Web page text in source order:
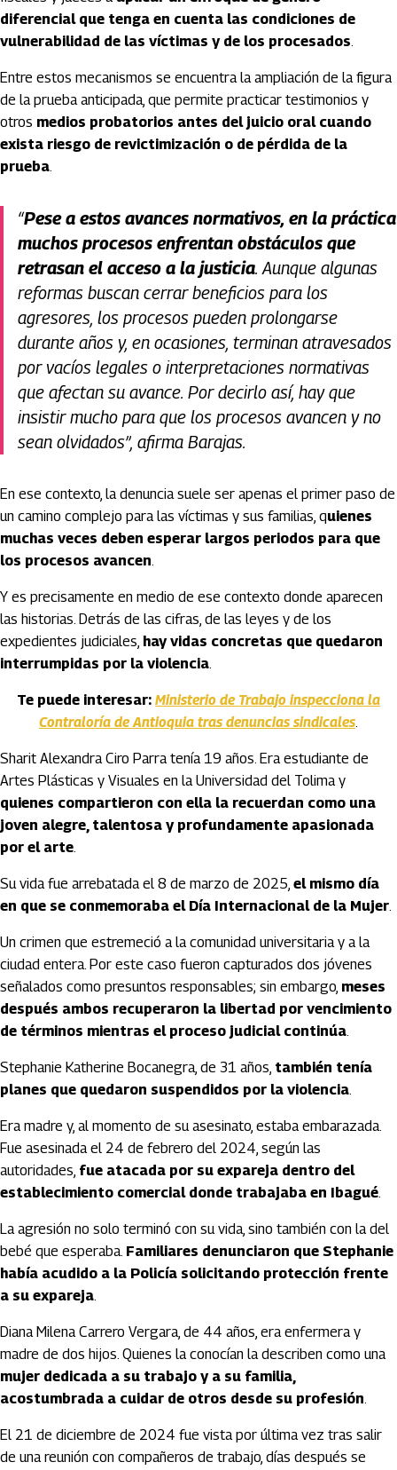
diferencial que tenga en cuenta las condiciones de
vulnerabilidad de las víctimas y de los procesados.
Entre estos mecanismos se encuentra la ampliación de la figura
de la prueba anticipada, que permite practicar testimonios y
otros medios probatorios antes del juicio oral cuando
exista riesgo de revictimización o de pérdida de la
prueba.
“Pese a estos avances normativos, en la práctica
muchos procesos enfrentan obstáculos que
retrasan el acceso a la justicia. Aunque algunas
reformas buscan cerrar beneficios para los
agresores, los procesos pueden prolongarse
durante años y, en ocasiones, terminan atravesados
por vacíos legales o interpretaciones normativas
que afectan su avance. Por decirlo así, hay que
insistir mucho para que los procesos avancen y no
sean olvidados”, afirma Barajas.
En ese contexto, la denuncia suele ser apenas el primer paso de
un camino complejo para las víctimas y sus familias, quienes
muchas veces deben esperar largos periodos para que
los procesos avancen.
Y es precisamente en medio de ese contexto donde aparecen
las historias. Detrás de las cifras, de las leyes y de los
expedientes judiciales, hay vidas concretas que quedaron
interrumpidas por la violencia.
Te puede interesar: Ministerio de Trabajo inspecciona la
Contraloría de Antioquia tras denuncias sindicales.
Sharit Alexandra Ciro Parra tenía 19 años. Era estudiante de
Artes Plásticas y Visuales en la Universidad del Tolima y
quienes compartieron con ella la recuerdan como una
joven alegre, talentosa y profundamente apasionada
por el arte.
Su vida fue arrebatada el 8 de marzo de 2025, el mismo día
en que se conmemoraba el Día Internacional de la Mujer.
Un crimen que estremeció a la comunidad universitaria y a la
ciudad entera. Por este caso fueron capturados dos jóvenes
señalados como presuntos responsables; sin embargo, meses
después ambos recuperaron la libertad por vencimiento
de términos mientras el proceso judicial continúa.
Stephanie Katherine Bocanegra, de 31 años, también tenía
planes que quedaron suspendidos por la violencia.
Era madre y, al momento de su asesinato, estaba embarazada.
Fue asesinada el 24 de febrero del 2024, según las
autoridades, fue atacada por su expareja dentro del
establecimiento comercial donde trabajaba en Ibagué.
La agresión no solo terminó con su vida, sino también con la del
bebé que esperaba. Familiares denunciaron que Stephanie
había acudido a la Policía solicitando protección frente
a su expareja.
Diana Milena Carrero Vergara, de 44 años, era enfermera y
madre de dos hijos. Quienes la conocían la describen como una
mujer dedicada a su trabajo y a su familia,
acostumbrada a cuidar de otros desde su profesión.
El 21 de diciembre de 2024 fue vista por última vez tras salir
de una reunión con compañeros de trabajo, días después se